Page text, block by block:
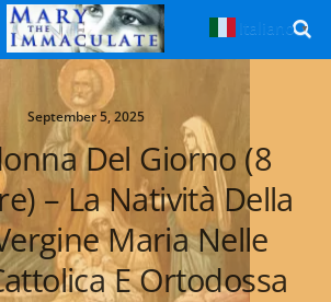
September 5, 2025
Del Giorno (8
– La Natività Della
Maria Nelle
E Ortodossa
Italiano ▼